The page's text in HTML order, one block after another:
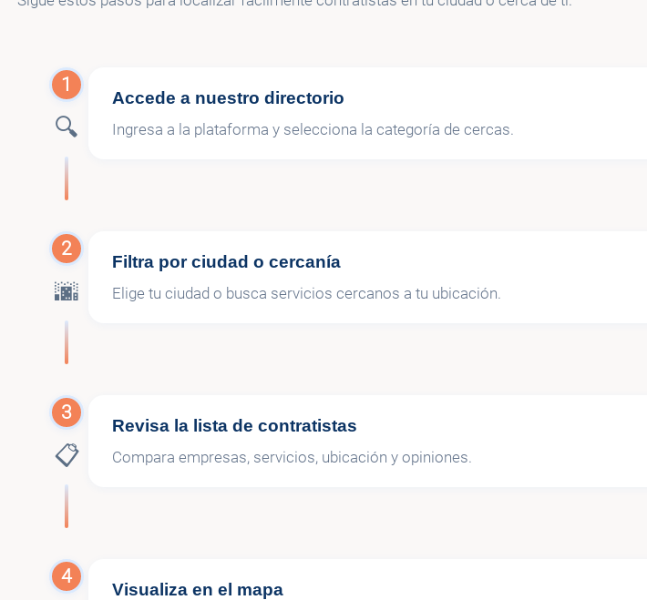
1
🔍
Accede a nuestro directorio
Ingresa a la plataforma y selecciona la categoría de cercas.
2
🌆
Filtra por ciudad o cercanía
Elige tu ciudad o busca servicios cercanos a tu ubicación.
3
📋
Revisa la lista de contratistas
Compara empresas, servicios, ubicación y opiniones.
4
Visualiza en el mapa